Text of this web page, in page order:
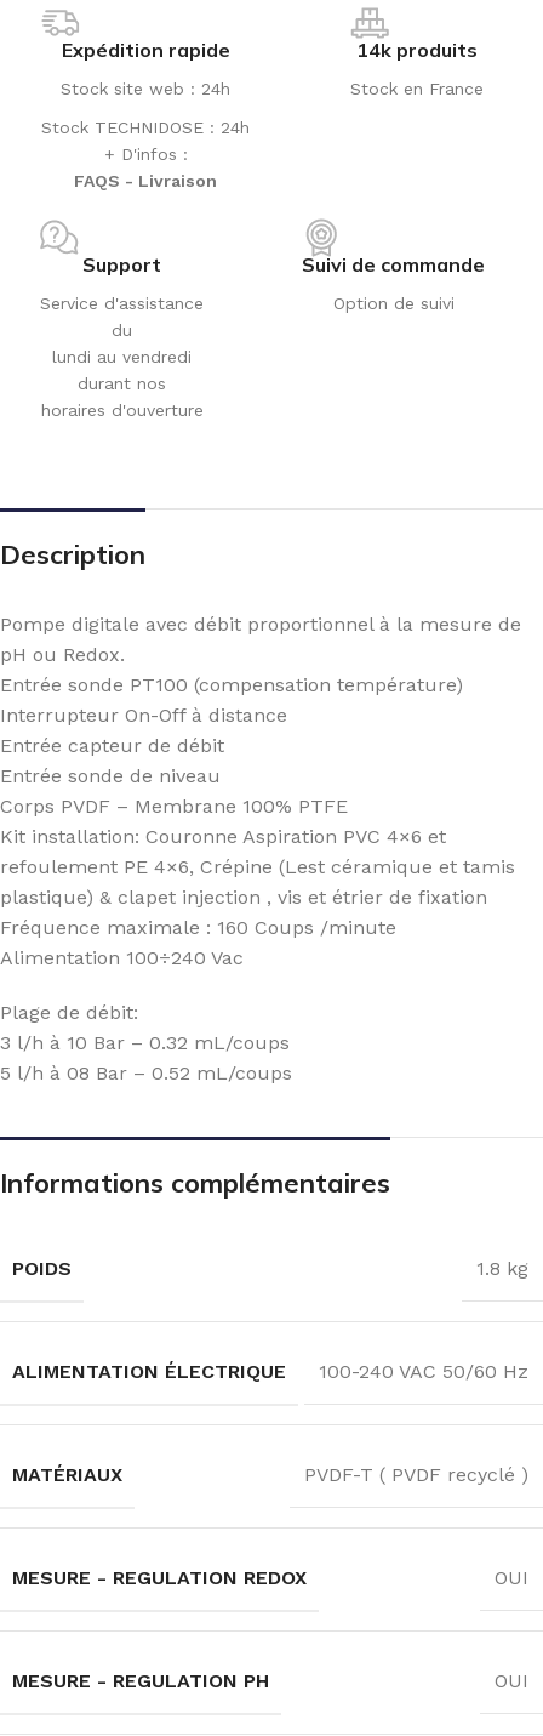
Expédition rapide
Stock site web : 24h
Stock TECHNIDOSE : 24h
+ D'infos :
FAQS - Livraison
14k produits
Stock en France
Support
Service d'assistance
du
lundi au vendredi
durant nos
horaires d'ouverture
Suivi de commande
Option de suivi
Description
Pompe digitale avec débit proportionnel à la mesure de
pH ou Redox.
Entrée sonde PT100 (compensation température)
Interrupteur On-Off à distance
Entrée capteur de débit
Entrée sonde de niveau
Corps PVDF – Membrane 100% PTFE
Kit installation: Couronne Aspiration PVC 4×6 et
refoulement PE 4×6, Crépine (Lest céramique et tamis
plastique) & clapet injection , vis et étrier de fixation
Fréquence maximale : 160 Coups /minute
Alimentation 100÷240 Vac
Plage de débit:
3 l/h à 10 Bar – 0.32 mL/coups
5 l/h à 08 Bar – 0.52 mL/coups
Informations complémentaires
POIDS 1.8 kg
ALIMENTATION ÉLECTRIQUE 100-240 VAC 50/60 Hz
MATÉRIAUX PVDF-T ( PVDF recyclé )
MESURE - REGULATION REDOX OUI
MESURE - REGULATION PH OUI